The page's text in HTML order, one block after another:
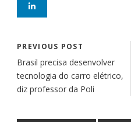
PREVIOUS POST
Brasil precisa desenvolver
tecnologia do carro elétrico,
diz professor da Poli